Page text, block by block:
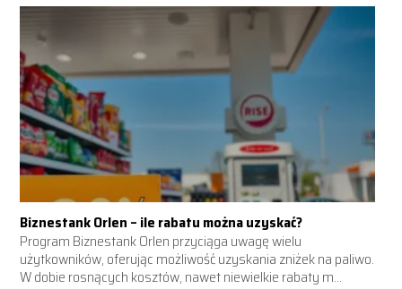
Biznestank Orlen – ile rabatu można uzyskać?
Program Biznestank Orlen przyciąga uwagę wielu
użytkowników, oferując możliwość uzyskania zniżek na paliwo.
W dobie rosnących kosztów, nawet niewielkie rabaty m...